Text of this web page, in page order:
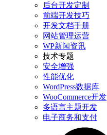
后台开发定制
前端开发技巧
开发文档手册
网站管理运营
WP新闻资讯
技术专题
安全增强
性能优化
WordPress数据库
WooCommerce开发
多语言主题开发
电子商务和支付